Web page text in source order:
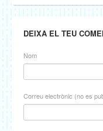
DEIXA EL TEU
Nom
Correu electrònic (no es